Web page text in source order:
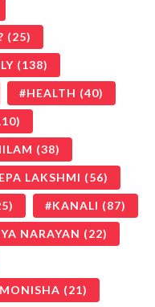
(25)
(138)
HEALTH (40)
(38)
LAKSHMI (56)
KANALI (87)
NARAYAN (22)
MONISHA (21)